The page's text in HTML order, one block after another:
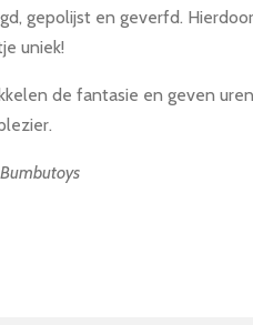
gepolijst en geverfd.
uniek!
de fantasie en geven uren
Bumbutoys